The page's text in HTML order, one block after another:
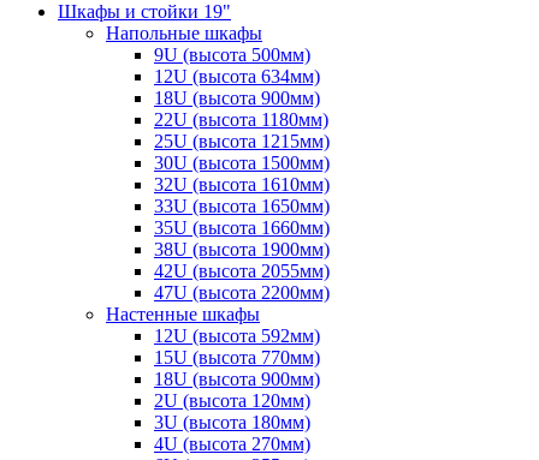
Шкафы и стойки 19"
Напольные шкафы
9U (высота 500мм)
12U (высота 634мм)
18U (высота 900мм)
22U (высота 1180мм)
25U (высота 1215мм)
30U (высота 1500мм)
32U (высота 1610мм)
33U (высота 1650мм)
35U (высота 1660мм)
38U (высота 1900мм)
42U (высота 2055мм)
47U (высота 2200мм)
Настенные шкафы
12U (высота 592мм)
15U (высота 770мм)
18U (высота 900мм)
2U (высота 120мм)
3U (высота 180мм)
4U (высота 270мм)